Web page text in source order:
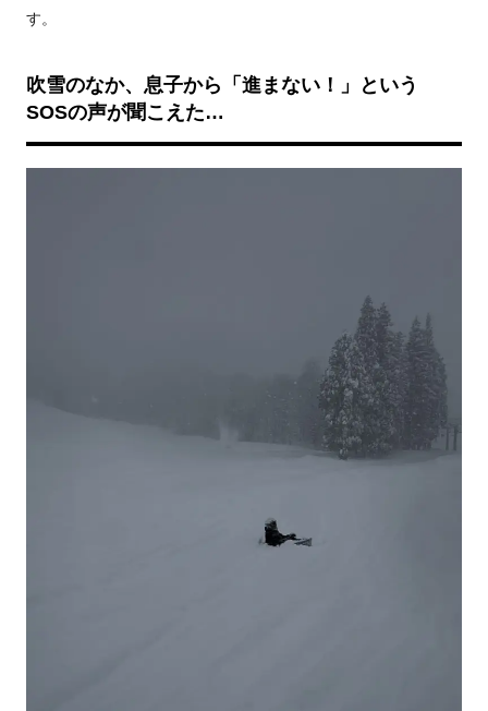
す。
吹雪のなか、息子から「進まない！」という
SOSの声が聞こえた…